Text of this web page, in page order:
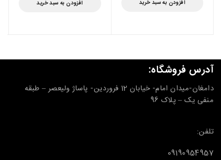
افزودن به سبد خرید افزودن به سبد خرید
آدرس فروشگاه:
دامغان-میدان امام- خیابان 12 فروردین- پاساژ ولیعصر – طبقه
منفی یک – پلاک 96
تلفن:
09190954957